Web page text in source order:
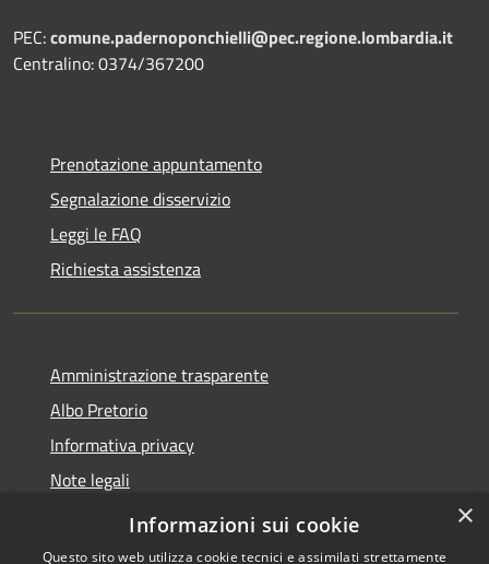
PEC:comune.padernoponchielli@pec.regione.lombardia.it
Centralino: 0374/367200
Prenotazione appuntamento
Segnalazione disservizio
Leggi le FAQ
Richiesta assistenza
Amministrazione trasparente
Albo Pretorio
Informativa privacy
Note legali
Dichiarazione di accessibilità 2025 ×
Informazioni sui cookie
Questo sito web utilizza cookie tecnici e assimilati strettamente